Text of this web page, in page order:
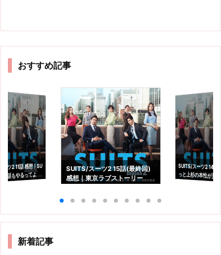
おすすめ記事
ツ2 11話 感想｜SU
4話もやるってよ
SUITS/スーツ2 15話(最終回)
感想｜東京ラブストーリー
SUITS/スーツ2 14話
っと上杉の本性が
た。
新着記事